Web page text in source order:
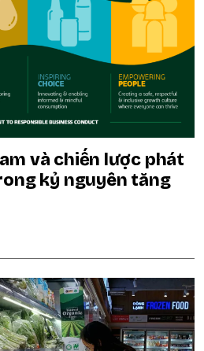
và chiến lược phát
kỷ nguyên tăng